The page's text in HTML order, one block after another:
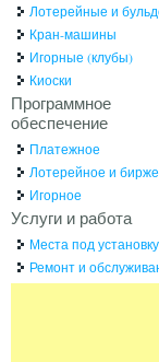
Лотерейные и
Кран-машины
Игорные (клубы)
Киоски
Программное
обеспечение
Платежное
Лотерейное и
Игорное
Услуги и работа
Места под установку
Ремонт и